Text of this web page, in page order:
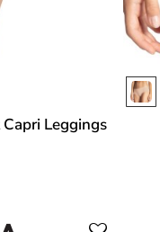
Leggings